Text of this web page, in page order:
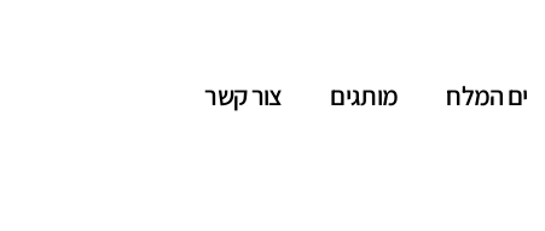
ים המלח מותגים צור קשר